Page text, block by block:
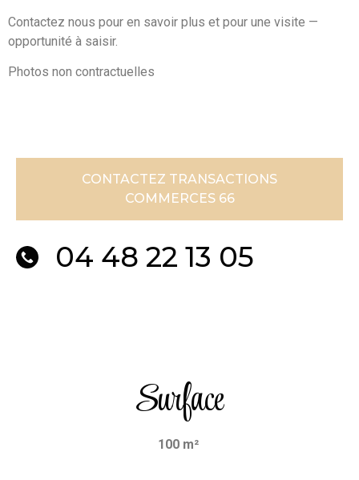
Contactez nous pour en savoir plus et pour une visite —
opportunité à saisir.
Photos non contractuelles
CONTACTEZ TRANSACTIONS
COMMERCES 66
04 48 22 13 05
Surface
100 m²